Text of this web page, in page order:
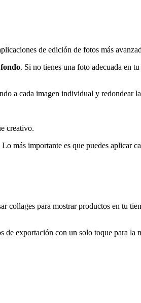
de edición de fotos más
. Si no tienes una foto adecuada en
a cada imagen individual y redondear
creativo.
más importante es que puedes aplicar
collages para mostrar productos en tu
exportación con un solo toque para la